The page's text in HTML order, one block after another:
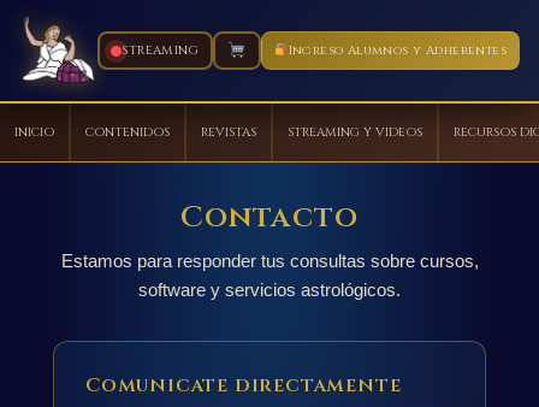
STREAMING Ingreso Alumnos y Adherentes
INICIO CONTENIDOS REVISTAS STREAMING Y VIDEOS RECURSOS
Contacto
Estamos para responder tus consultas sobre cursos,
software y servicios astrológicos.
Comunicate directamente